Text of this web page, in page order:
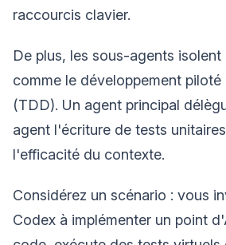
raccourcis clavier.
De plus, les sous-agents isolent
comme le développement piloté
(TDD). Un agent principal
agent l'écriture de tests
l'efficacité du contexte.
Considérez un scénario : vous
Codex à implémenter un point